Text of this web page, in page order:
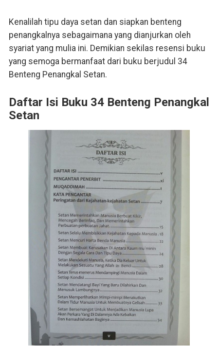
Kenalilah tipu daya setan dan siapkan benteng
penangkalnya sebagaimana yang dianjurkan oleh
syariat yang mulia ini. Demikian sekilas resensi buku
yang semoga bermanfaat dari buku berjudul 34
Benteng Penangkal Setan.
Daftar Isi Buku 34 Benteng Penangkal
Setan